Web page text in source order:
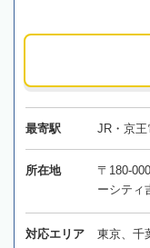
最寄駅 JR・京王
所在地
〒180-
ーシティ
対応エリア 東京、千